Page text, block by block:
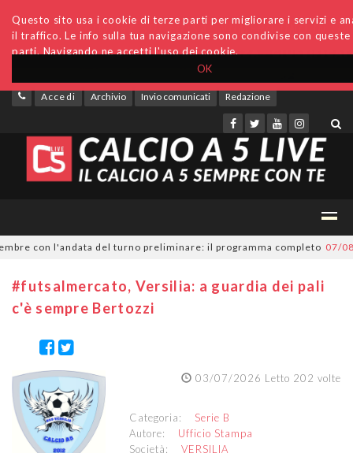
OK
Questo sito usa i cookie di terze parti per migliorare i servizi e
il traffico. Le info sulla tua navigazione sono condivise con
parti. Navigando ne accetti l'uso dei cookie.
Accedi Archivio Invio comunicati Redazione
con l'andata del turno preliminare: il programma completo 07/08/
#futsalmercato, Versilia: a guardia dei pali
c'è sempre Bertozzi
03/07/2026 Letto 202 volte
Categoria: Serie B
Autore: Ufficio Stampa
Società:VERSILIA